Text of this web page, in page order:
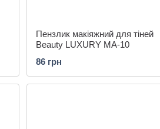
Пензлик макіяжний для тіней
Beauty LUXURY MA-10
86 грн